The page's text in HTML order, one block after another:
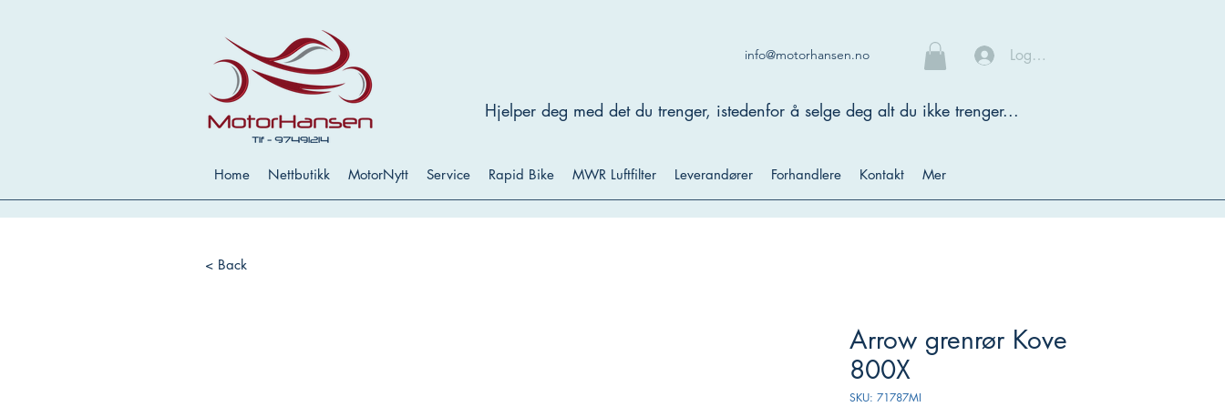
info@motorhansen.no Logg inn
Hjelper deg med det du trenger, istedenfor å selge deg alt du ikke trenger...
Home Nettbutikk MotorNytt Service Rapid Bike MWR Luftfilter Leverandører Forhandlere Kontakt Mer
< Back
Arrow grenrør Kove
800X
SKU: 71787MI